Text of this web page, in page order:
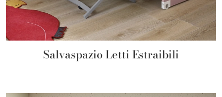
Salvaspazio Letti Estraibili